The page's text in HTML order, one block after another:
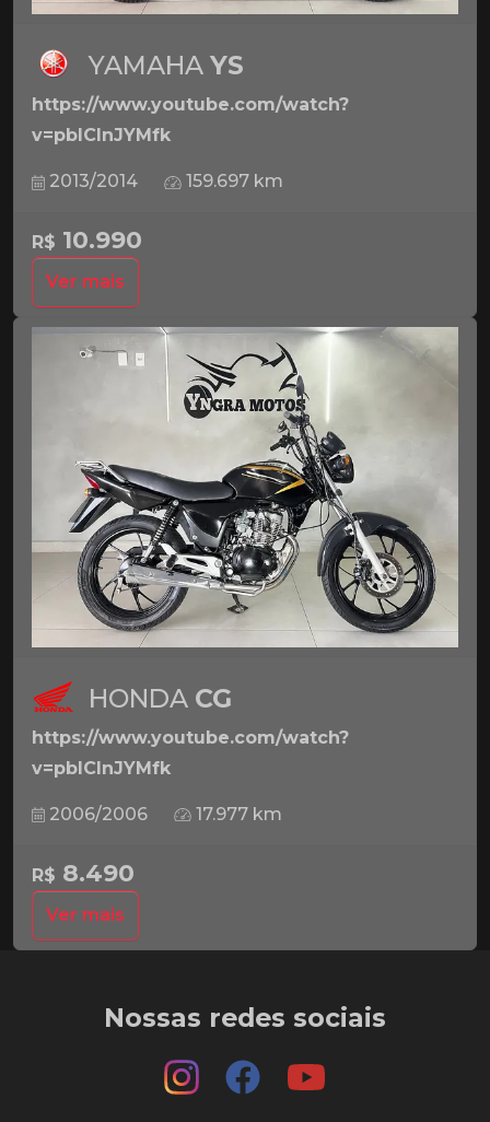
YAMAHA YS
https://www.youtube.com/watch?
v=pbICInJYMfk
2013/2014 159.697 km
R$ 10.990
Ver mais
HONDA CG
https://www.youtube.com/watch?
v=pbICInJYMfk
2006/2006 17.977 km
R$ 8.490
Ver mais
Nossas redes sociais